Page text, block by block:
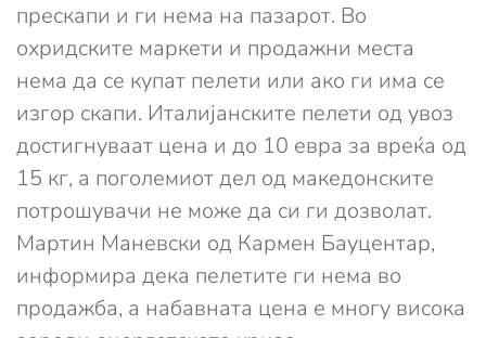
прескапи и ги нема на пазарот. Во
охридските маркети и продажни места
нема да се купат пелети или ако ги има се
изгор скапи. Италијанските пелети од увоз
достигнуваат цена и до 10 евра за вреќа од
15 кг, а поголемиот дел од македонските
потрошувачи не може да си ги дозволат.
Мартин Маневски од Кармен Бауцентар,
информира дека пелетите ги нема во
продажба, а набавната цена е многу висока